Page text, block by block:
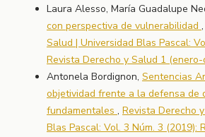
Laura Alesso, María Guadalupe
con perspectiva de vulnerabilidad ,
Salud | Universidad Blas Pascal:
Revista Derecho y Salud 1
Antonela Bordignon, Sentencias
objetividad frente a la defensa de
fundamentales , Revista Derecho
Blas Pascal: Vol. 3 Núm. 3 (2019):